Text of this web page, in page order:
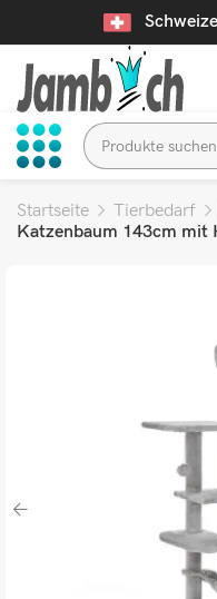
Startseite Tierbedarf
Katzenbaum 143cm mit